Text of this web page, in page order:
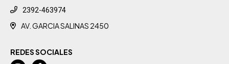
2392-463974
AV. GARCIA SALINAS 2450
REDES SOCIALES